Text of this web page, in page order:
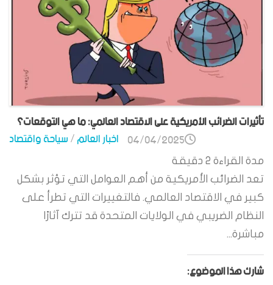
تأثيرات الضرائب الأمريكية على الاقتصاد العالمي: ما هي التوقعات؟
اخبار العالم/سياحة واقتصاد 04/04/2025
مدة القراءة 2 دقيقة
تعد الضرائب الأمريكية من أهم العوامل التي تؤثر بشكل
كبير في الاقتصاد العالمي. فالتغييرات التي تطرأ على
النظام الضريبي في الولايات المتحدة قد تترك آثارًا
مباشرة...
شارك هذا الموضوع: